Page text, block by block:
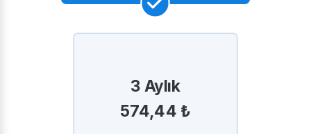
3 Aylık
574,44 ₺